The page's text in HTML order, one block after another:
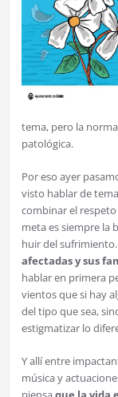
tema, pero la
patológica.
Por eso ayer
visto hablar de
combinar el
meta es siempre la
huir del
afectadas y sus
hablar en primera
vientos que si hay
del tipo que sea,
estigmatizar lo
Y allí entre
música y